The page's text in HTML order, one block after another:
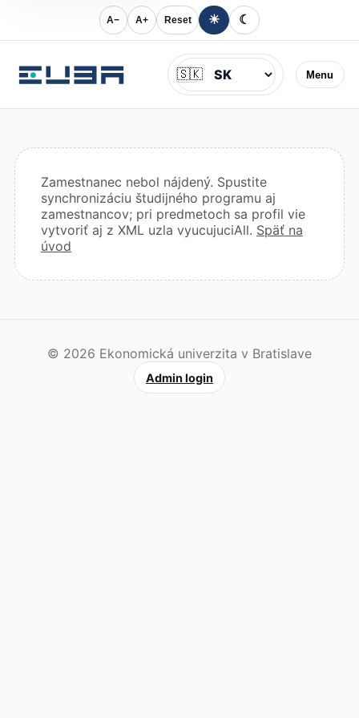
A− A+ Reset ☀ ☾
Menu
Jazyk
🇸🇰
Zamestnanec nebol nájdený. Spustite
synchronizáciu študijného programu aj
zamestnancov; pri predmetoch sa profil vie
vytvoriť aj z XML uzla vyucujuciAll. Späť na
úvod
© 2026 Ekonomická univerzita v Bratislave
Admin login